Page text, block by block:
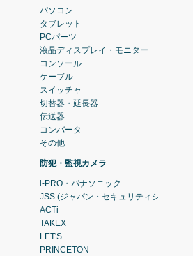
パソコン
タブレット
PCパーツ
液晶ディスプレイ・モニター
コンソール
ケーブル
スイッチャ
切替器・延長器
伝送器
コンバータ
その他
防犯・監視カメラ
i-PRO・パナソニック
JSS (ジャパン・セキュリティシステム)
ACTi
TAKEX
LET'S
PRINCETON